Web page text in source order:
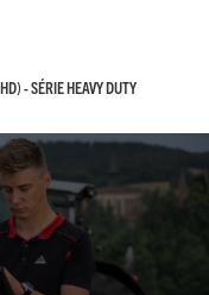
- SÉRIE HEAVY DUTY
- SÉRIE HEAVY DUTY